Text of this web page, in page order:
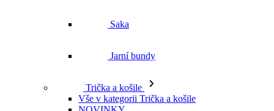
Saka
Jarní bundy
Trička a košile
Vše v kategorii Trička a košile